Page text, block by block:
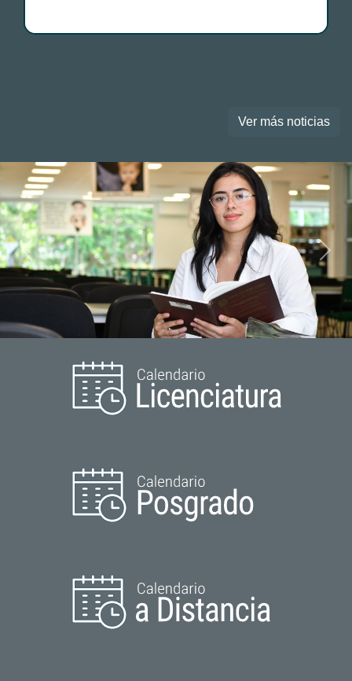
Ver más noticias
Previous Next